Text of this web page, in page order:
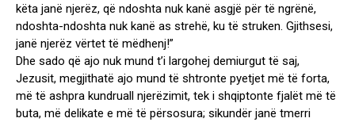
këta janë njerëz, që ndoshta nuk kanë asgjë për të ngrënë,
ndoshta-ndoshta nuk kanë as strehë, ku të struken. Gjithsesi,
janë njerëz vërtet të mëdhenj!”
Dhe sado që ajo nuk mund t’i largohej demiurgut të saj,
Jezusit, megjithatë ajo mund të shtronte pyetjet më të forta,
më të ashpra kundruall njerëzimit, tek i shqiptonte fjalët më të
buta, më delikate e më të përsosura; sikundër janë tmerri